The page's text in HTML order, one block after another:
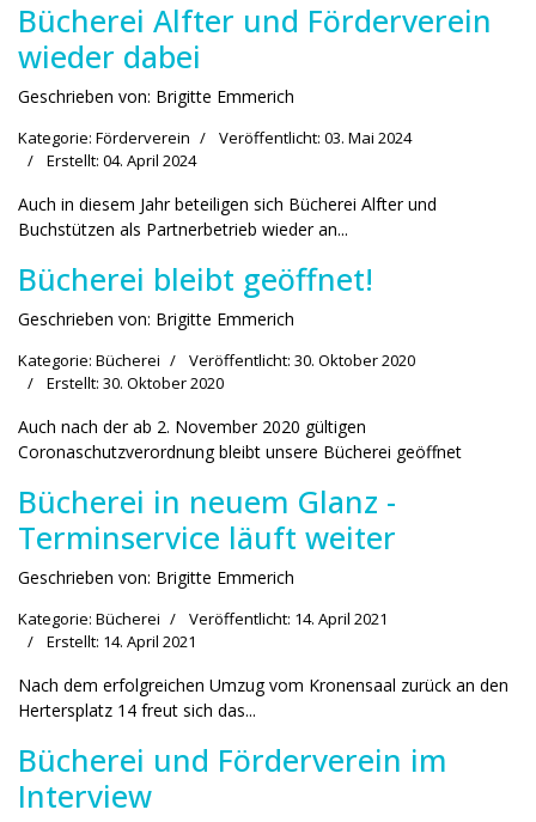
Bücherei Alfter und Förderverein
wieder dabei
Geschrieben von: Brigitte Emmerich
Kategorie: Förderverein
Veröffentlicht: 03. Mai 2024
Erstellt: 04. April 2024
Auch in diesem Jahr beteiligen sich Bücherei Alfter und
Buchstützen als Partnerbetrieb wieder an...
Bücherei bleibt geöffnet!
Geschrieben von: Brigitte Emmerich
Kategorie: Bücherei
Veröffentlicht: 30. Oktober 2020
Erstellt: 30. Oktober 2020
Auch nach der ab 2. November 2020 gültigen
Coronaschutzverordnung bleibt unsere Bücherei geöffnet
Bücherei in neuem Glanz -
Terminservice läuft weiter
Geschrieben von: Brigitte Emmerich
Kategorie: Bücherei
Veröffentlicht: 14. April 2021
Erstellt: 14. April 2021
Nach dem erfolgreichen Umzug vom Kronensaal zurück an den
Hertersplatz 14 freut sich das...
Bücherei und Förderverein im
Interview